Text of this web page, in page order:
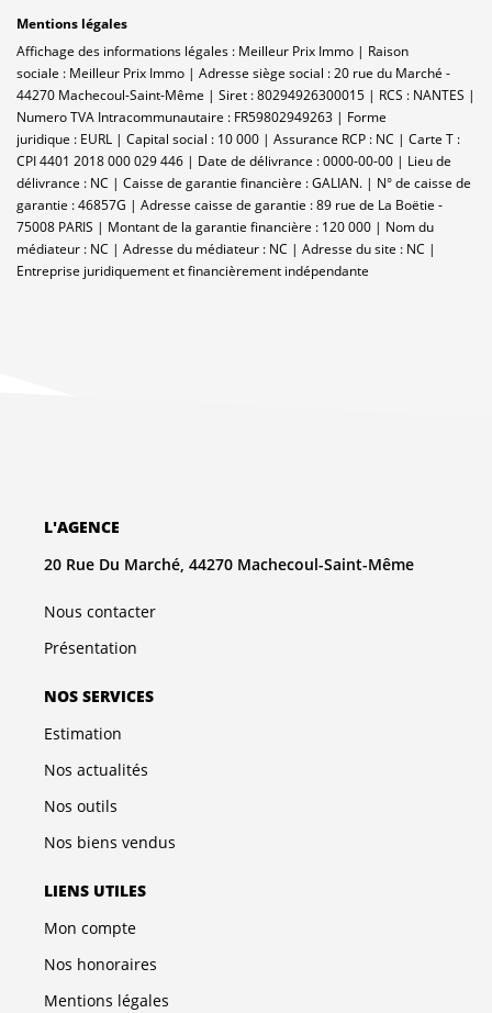
Mentions légales
Affichage des informations légales : Meilleur Prix Immo | Raison
sociale : Meilleur Prix Immo | Adresse siège social : 20 rue du Marché -
44270 Machecoul-Saint-Même | Siret : 80294926300015 | RCS : NANTES |
Numero TVA Intracommunautaire : FR59802949263 | Forme
juridique : EURL | Capital social : 10 000 | Assurance RCP : NC | Carte T :
CPI 4401 2018 000 029 446 | Date de délivrance : 0000-00-00 | Lieu de
délivrance : NC | Caisse de garantie financière : GALIAN. | N° de caisse de
garantie : 46857G | Adresse caisse de garantie : 89 rue de La Boëtie -
75008 PARIS | Montant de la garantie financière : 120 000 | Nom du
médiateur : NC | Adresse du médiateur : NC | Adresse du site : NC |
Entreprise juridiquement et financièrement indépendante
L'AGENCE
20 Rue Du Marché, 44270 Machecoul-Saint-Même
Nous contacter
Présentation
NOS SERVICES
Estimation
Nos actualités
Nos outils
Nos biens vendus
LIENS UTILES
Mon compte
Nos honoraires
Mentions légales